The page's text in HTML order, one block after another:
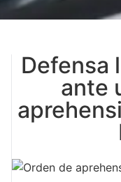
Defensa
ante